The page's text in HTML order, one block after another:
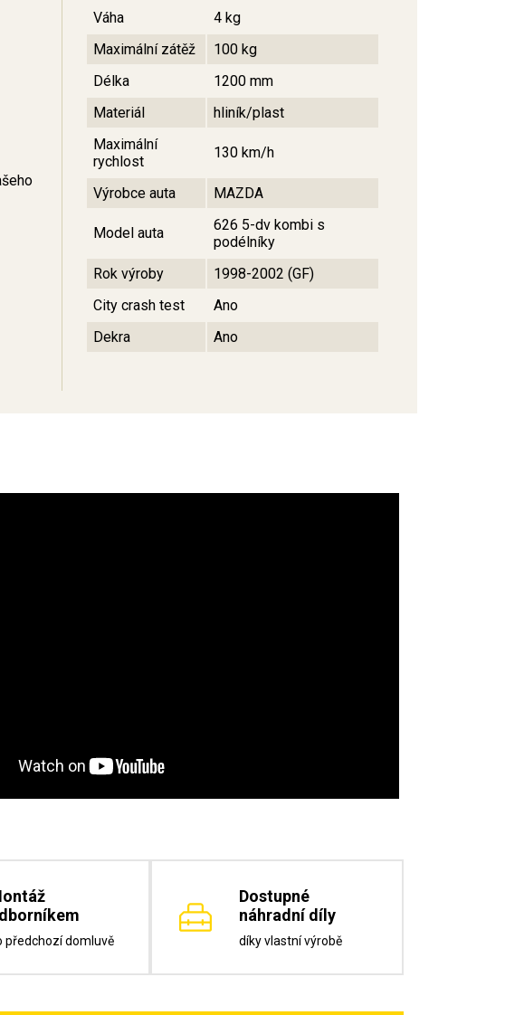
Váha
4 kg
Maximální zátěž
100 kg
Délka
1200 mm
Materiál
hliník/plast
Maximální
rychlost
130 km/h
Výrobce auta MAZDA
Model auta
626 5-dv kombi s
podélníky
Rok výroby
1998-2002 (GF)
City crash test
Ano
Dekra
Ano
předchozí domluvě
Dostupné
náhradní díly
díky vlastní výrobě